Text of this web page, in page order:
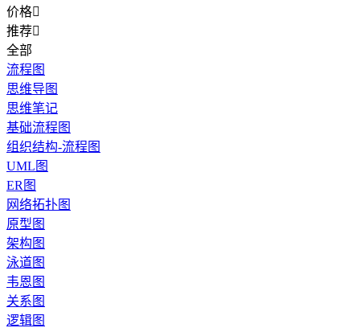
价格
推荐
全部
流程图
思维导图
思维笔记
基础流程图
组织结构-流程图
UML图
ER图
网络拓扑图
原型图
架构图
泳道图
韦恩图
关系图
逻辑图